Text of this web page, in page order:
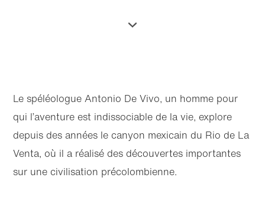
Le spéléologue Antonio De Vivo, un homme pour
qui l’aventure est indissociable de la vie, explore
depuis des années le canyon mexicain du Rio de La
Venta, où il a réalisé des découvertes importantes
sur une civilisation précolombienne.